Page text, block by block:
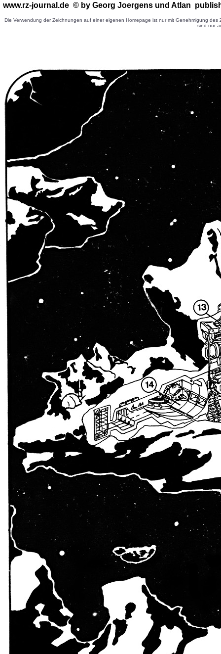
www.rz-journal.de © by Georg Joergens und Atlan
Die Verwendung der Zeichnungen auf einer eigenen Homepage ist nur mit Genehmigung
sind nur